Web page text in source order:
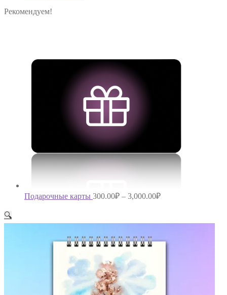
Рекомендуем!
Подарочные карты 300.00₽ – 3,000.00₽
🔍